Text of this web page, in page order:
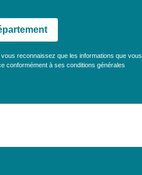
reconnaissez que les informations que vous
conformément à ses conditions générales